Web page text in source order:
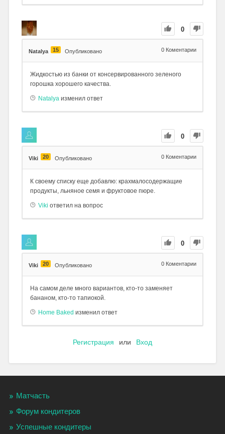
0
Natalya 15 Опубликовано 0 Коментарии
Жидкостью из банки от консервированного зеленого
горошка хорошего качества.
Natalyaизменил ответ
0
Viki 20 Опубликовано 0 Коментарии
К своему списку еще добавлю: крахмалосодержащие
продукты, льняное семя и фруктовое пюре.
Viki ответил на вопрос
0
Viki 20 Опубликовано 0 Коментарии
На самом деле много вариантов, кто-то заменяет
бананом, кто-то тапиокой.
Home Baked изменил ответ
Регистрация или Вход
Матчасть
Форум кондитеров
Успешные кондитеры